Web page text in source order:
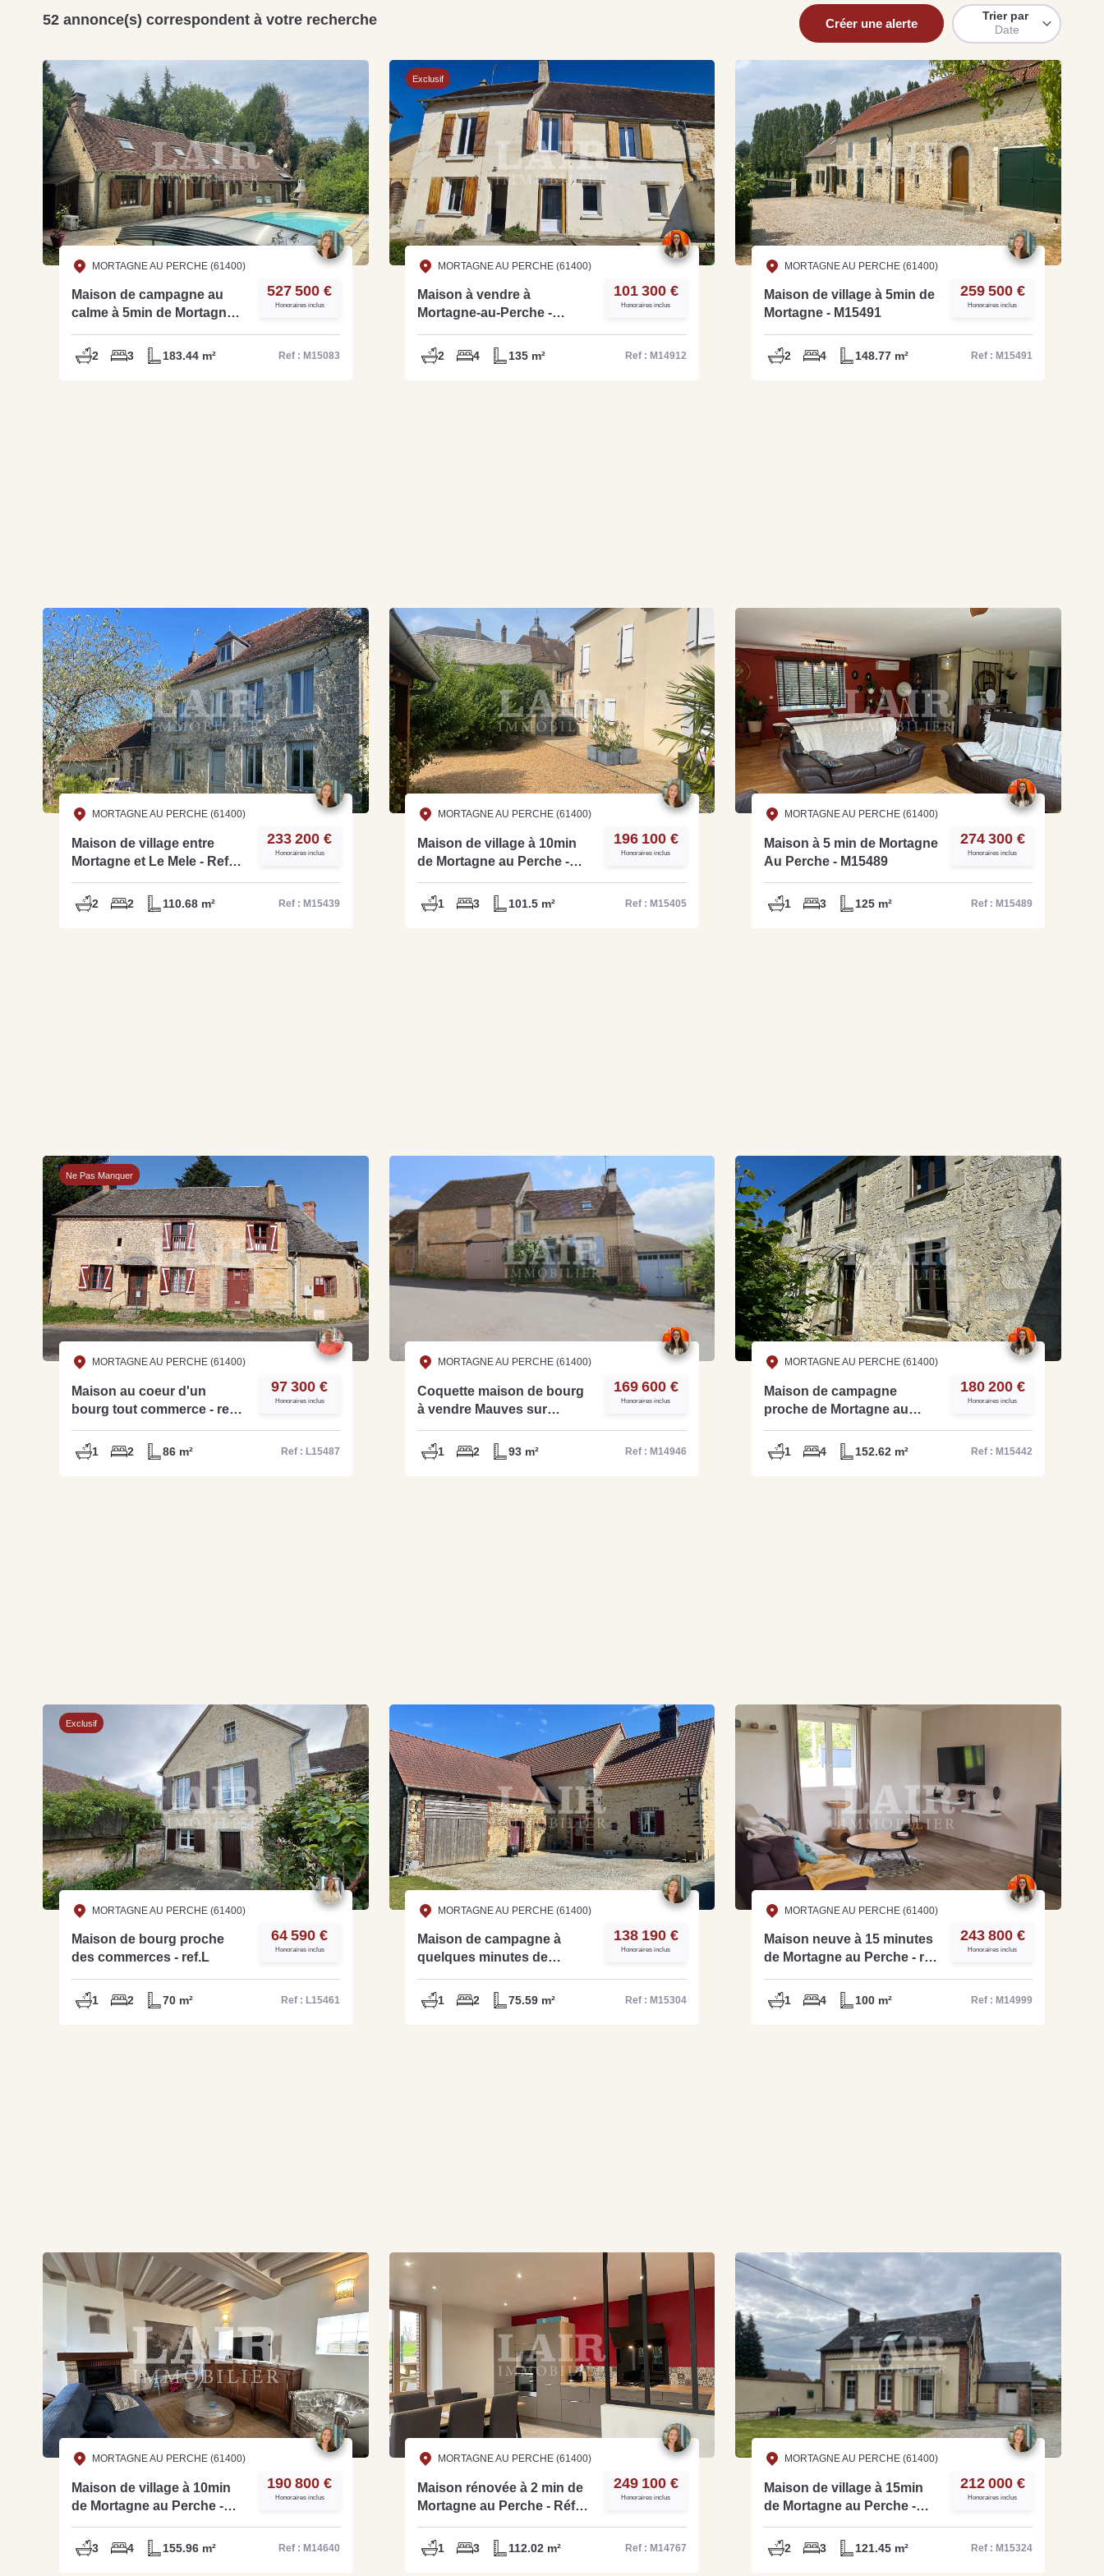
Gratuit
Estimez votre bien en ligne.
Rapide et gratuit, recevez votre estimation en
quelques clics.
Estimer mon bien maintenant
52 annonce(s) correspondent à votre recherche Créer une alerte
Trier par
Date
MORTAGNE AU PERCHE (61400)
Maison de campagne au
calme à 5min de Mortagne-
527 500 €
Honoraires inclus
2 3 183.44 m² Ref : M15083
Exclusif
MORTAGNE AU PERCHE (61400)
Maison à vendre à
Mortagne-au-Perche -
101 300 €
Honoraires inclus
2 4 135 m² Ref : M14912
MORTAGNE AU PERCHE (61400)
Maison de village à 5min de
Mortagne - M15491
259 500 €
Honoraires inclus
2 4 148.77 m² Ref : M15491
MORTAGNE AU PERCHE (61400)
Maison de village entre
Mortagne et Le Mele - Ref
M15439
233 200 €
Honoraires inclus
2 2 110.68 m² Ref : M15439
MORTAGNE AU PERCHE (61400)
Maison de village à 10min
de Mortagne au Perche -
Ref M15405
196 100 €
Honoraires inclus
1 3 101.5 m² Ref : M15405
MORTAGNE AU PERCHE (61400)
Maison à 5 min de Mortagne
Au Perche - M15489
274 300 €
Honoraires inclus
1 3 125 m² Ref : M15489
Ne Pas Manquer
MORTAGNE AU PERCHE (61400)
Maison au coeur d'un
bourg tout commerce - ref.
L15487
97 300 €
Honoraires inclus
1 2 86 m² Ref : L15487
MORTAGNE AU PERCHE (61400)
Coquette maison de bourg
à vendre Mauves sur
Huisne- Réf M14946
169 600 €
Honoraires inclus
1 2 93 m² Ref : M14946
MORTAGNE AU PERCHE (61400)
Maison de campagne
proche de Mortagne au
Perche - M15442
180 200 €
Honoraires inclus
1 4 152.62 m² Ref : M15442
Exclusif
MORTAGNE AU PERCHE (61400)
Maison de bourg proche
des commerces - ref.L
64 590 €
Honoraires inclus
1 2 70 m² Ref : L15461
MORTAGNE AU PERCHE (61400)
Maison de campagne à
quelques minutes de
138 190 €
Honoraires inclus
1 2 75.59 m² Ref : M15304
MORTAGNE AU PERCHE (61400)
Maison neuve à 15 minutes
de Mortagne au Perche - réf
243 800 €
Honoraires inclus
1 4 100 m² Ref : M14999
MORTAGNE AU PERCHE (61400)
Maison de village à 10min
de Mortagne au Perche -
Ref M14640
190 800 €
Honoraires inclus
3 4 155.96 m² Ref : M14640
MORTAGNE AU PERCHE (61400)
Maison rénovée à 2 min de
Mortagne au Perche - Réf
M14767
249 100 €
Honoraires inclus
1 3 112.02 m² Ref : M14767
MORTAGNE AU PERCHE (61400)
Maison de village à 15min
de Mortagne au Perche -
Ref M15324
212 000 €
Honoraires inclus
2 3 121.45 m² Ref : M15324